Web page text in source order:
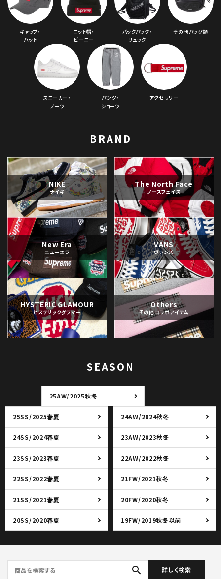
キャップ・
ハット
ニット帽・
ビーニー
バックパック・
リュック
その他バッグ類
スニーカー・
ブーツ
パンツ・
ショーツ
アクセサリー
BRAND
NIKE
ナイキ
The North Face
ノースフェイス
New Era
ニューエラ
VANS
ヴァンズ
HYSTERIC GLAMOUR
ヒステリックグラマー
Others
その他コラボアイテム
SEASON
25AW/2025秋冬
25SS/2025春夏 24AW/2024秋冬
24SS/2024春夏 23AW/2023秋冬
23SS/2023春夏 22AW/2022秋冬
22SS/2022春夏 21FW/2021秋冬
21SS/2021春夏 20FW/2020秋冬
20SS/2020春夏 19FW/2019秋冬以前
search 詳しく検索